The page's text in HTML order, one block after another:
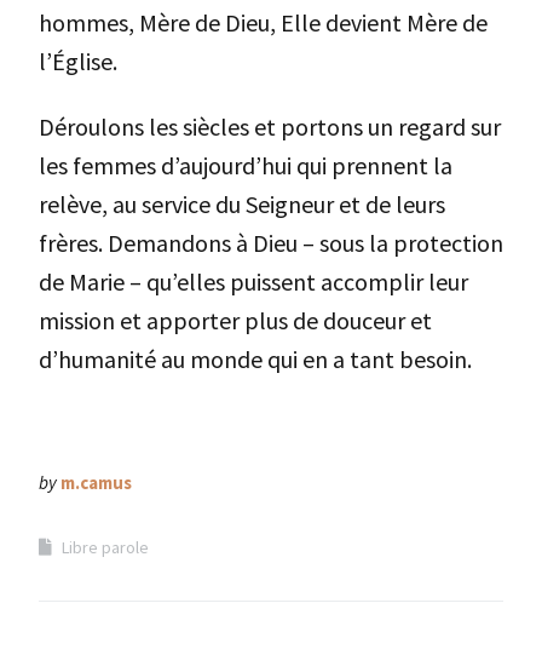
hommes, Mère de Dieu, Elle devient Mère de
l’Église.
Déroulons les siècles et portons un regard sur
les femmes d’aujourd’hui qui prennent la
relève, au service du Seigneur et de leurs
frères. Demandons à Dieu – sous la protection
de Marie – qu’elles puissent accomplir leur
mission et apporter plus de douceur et
d’humanité au monde qui en a tant besoin.
by m.camus
Libre parole